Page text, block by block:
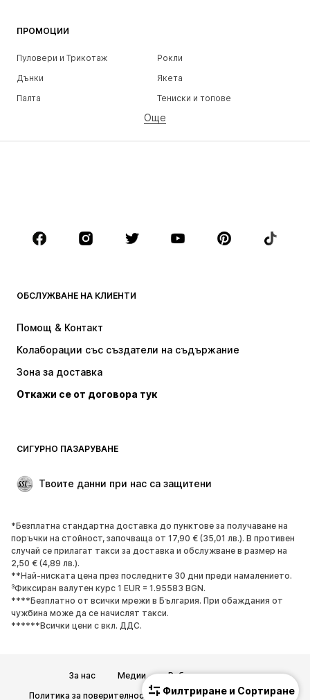
Филтриране и Сортиране
ПРОМОЦИИ
Пуловери и Трикотаж
Рокли
Дънки
Якета
Палта
Тениски и топове
Бельо
Поли
Блузи и туники
Аксесоари
Premium
НОВО
Пуловери и Трикотаж
Бельо
Палта
Поли
Специални Поводи
ОБУВКИ
НОВО
Популярно
Маратонки
Боти
Обувки с висок ток
Ботуши
Сандали
Ниски обувки
ЕКСКЛУЗИВНО
Още
ОБСЛУЖВАНЕ НА КЛИЕНТИ
Помощ & Контакт
Колаборации със създатели на съдържание
Зона за доставка
Откажи се от договора тук
СИГУРНО ПАЗАРУВАНЕ
Твоите данни при нас са защитени
*Безплатна стандартна доставка до пунктове за получаване на
поръчки на стойност, започваща от 17,90 € (35,01 лв.). В противен
случай се прилагат такси за доставка и обслужване в размер на
2,50 € (4,89 лв.).
**Най-ниската цена през последните 30 дни преди намалението.
³Фиксиран валутен курс 1 EUR = 1.95583 BGN.
****Безплатно от всички мрежи в България. При обаждания от
чужбина може да се начислят такси.
******Всички цени с вкл. ДДС.
За нас Медии
Работни позиции
Политика за поверителност
Общи търговски условия